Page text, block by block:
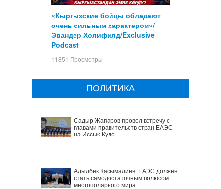
«Кыргызские бойцы обладают
очень сильным характером»/
Эвандер Холифилд/Exclusive
Podcast
11851 Просмотры
ПОЛИТИКА
Садыр Жапаров провел встречу с
главами правительств стран ЕАЭС
на Иссык-Куле
Адылбек Касымалиев: ЕАЭС должен
стать самодостаточным полюсом
многополярного мира